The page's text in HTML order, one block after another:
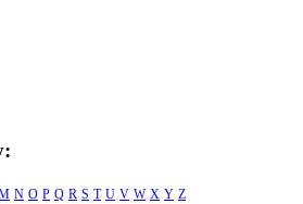
N O P Q R S T U V W X Y Z